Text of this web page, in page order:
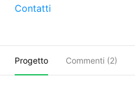
Contatti
Progetto Commenti (2)